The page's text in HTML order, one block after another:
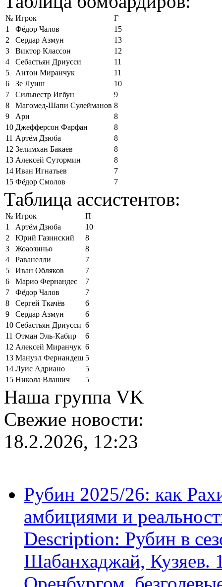
№ Игрок
Г
1
Фёдор Чалов
15
2
Сердар Азмун
13
3
Виктор Классон
12
4
Себастьян Дриусси
11
5
Антон Миранчук
11
6
Зе Луиш
10
7
Сильвестр Игбун
9
8
Магомед-Шапи Сулейманов 8
9
Ари
8
10 Джефферсон Фарфан
8
11 Артём Дзюба
8
12 Зелимхан Бакаев
8
13 Алексей Сутормин
8
14 Иван Игнатьев
7
15 Фёдор Смолов 7
Таблица ассистентов:
№ Игрок
П
1
Артём Дзюба
10
2
Юрий Газинский
8
3
Жоаозиньо
8
4
Раванелли
7
5
Иван Обляков
7
6
Марио Фернандес
7
7
Фёдор Чалов
7
8
Сергей Ткачёв
6
9
Сердар Азмун
6
10 Себастьян Дриусси 6
11 Отман Эль-Кабир
6
12 Алексей Миранчук 6
13 Мануэл Фернандеш 5
14 Луис Адриано
5
15 Никола Влашич 5
Наша группа VK
Свежие новости:
18.2.2026, 12:23
Рубин 2025/26: как
амбициями и
Description: Рубин в
Шабанхаджай, Кузяев.